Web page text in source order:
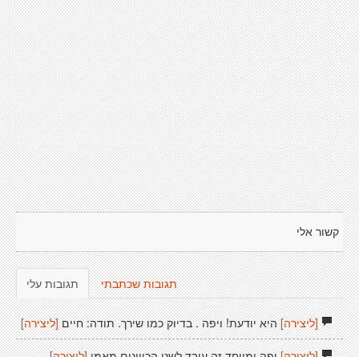
קשור אלי
תגובות עלי תגובות שכתבתי
[ליצירה]היא יודעת! ויפה . בדיוק כמו שירך. תודה: חיים[ליצירה]